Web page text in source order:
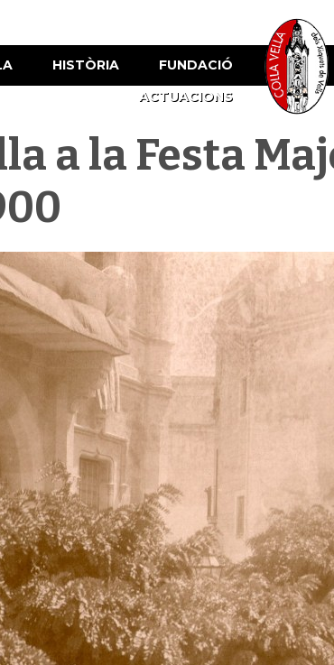
HISTÒRIA
FUNDACIÓ
ACTUACIONS
a la Festa